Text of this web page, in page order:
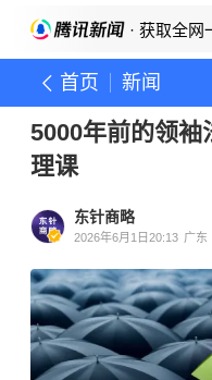
· 获取全网
首页 新闻
5000年前的领袖
理课
东针商略
2026年6月1日20:13 广东